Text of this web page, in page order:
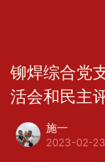
铆焊综合党
活会和民主
施一
2023-02-23